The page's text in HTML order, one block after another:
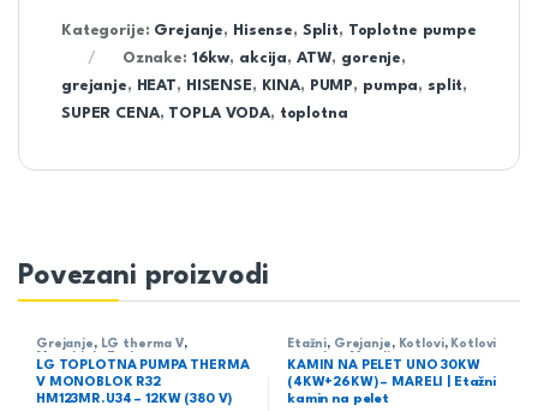
Kategorije: Grejanje, Hisense, Split, Toplotne pumpe
Oznake: 16kw, akcija, ATW, gorenje,
grejanje, HEAT, HISENSE, KINA, PUMP, pumpa, split,
SUPER CENA, TOPLA VODA, toplotna
Povezani proizvodi
Grejanje , LG therma V,
LG TOPLOTNA PUMPA THERMA
V MONOBLOK R32
HM123MR.U34 – 12KW (380 V)
Etažni, Grejanje , Kotlovi, Kotlovi
KAMIN NA PELET UNO 30KW
(4KW+26KW) – MARELI | Etažni
kamin na pelet